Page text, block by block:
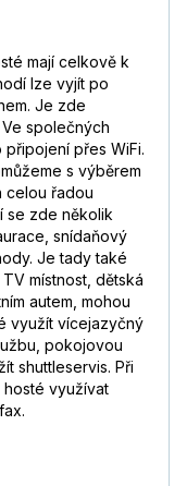
mají celkově k
lze vyjít po
Je zde
společných
přes WiFi.
s výběrem
celou řadou
se zde několik
snídaňový
Je tady také
místnost, dětská
autem, mohou
využít vícejazyčný
pokojovou
shuttleservis. Při
využívat